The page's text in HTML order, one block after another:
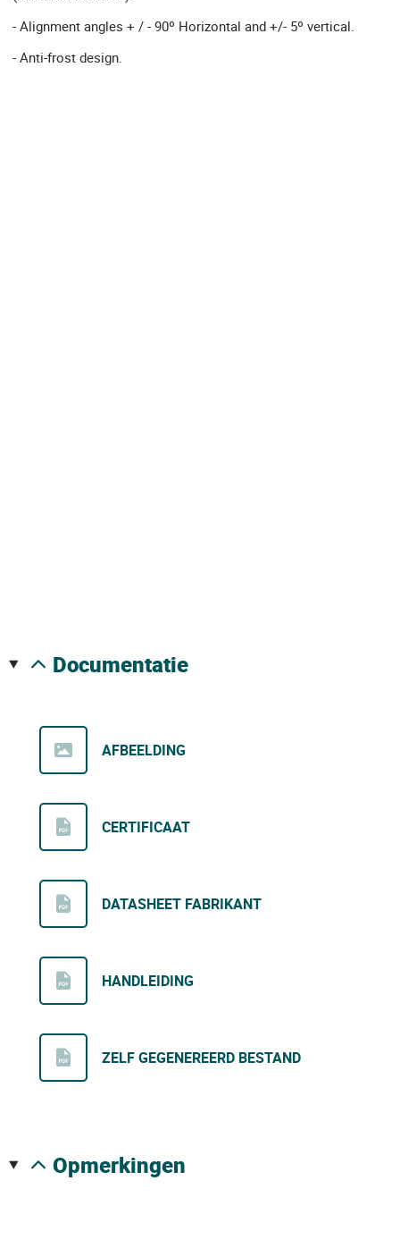
- Alignment angles + / - 90º Horizontal and +/- 5º vertical.
- Anti-frost design.
documentatie
AFBEELDING
CERTIFICAAT
DATASHEET FABRIKANT
HANDLEIDING
ZELF GEGENEREERD BESTAND
opmerkingen